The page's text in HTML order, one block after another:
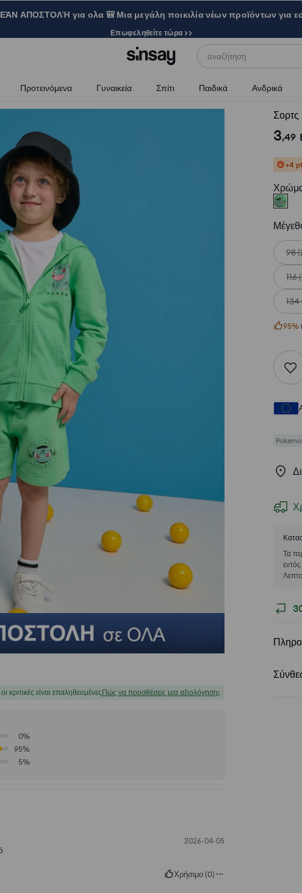
ΑΠΟΣΤΟΛΉ για ολα 🎒 Μια μεγάλη ποικιλία νέων προϊόντων για
Επωφεληθείτε τώρα >>
αναζήτηση
Προτεινόμενα Γυναικεία Σπίτι Παιδικά Ανδρικά
3,49
+4
98
116
134
95%
Τα
κριτικές είναι επαληθευμένεςΠώς να προσθέσεις μια αξιολόγηση;
0%
95%
5%
2026-04-05
Χρήσιμο(0)